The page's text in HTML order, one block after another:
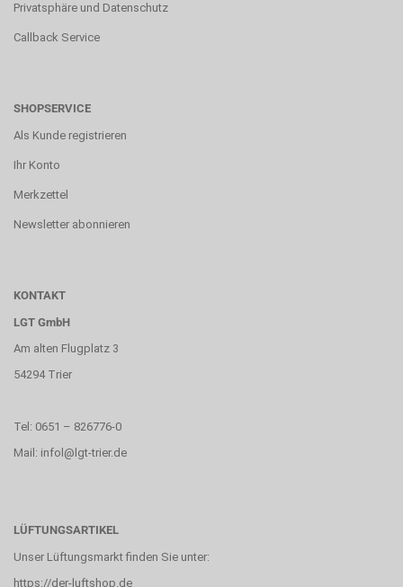
Privatsphäre und Datenschutz
Callback Service
SHOPSERVICE
Als Kunde registrieren
Ihr Konto
Merkzettel
Newsletter abonnieren
KONTAKT
LGT GmbH
Am alten Flugplatz 3
54294 Trier
Tel: 0651 – 826776-0
Mail: infol@lgt-trier.de
LÜFTUNGSARTIKEL
Unser Lüftungsmarkt finden Sie unter:
https://der-luftshop.de